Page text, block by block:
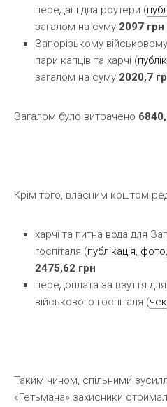
передані два роутери (
загалом на суму 2097 грн
Запорізькому
пари капців та харчі (
загалом на суму 2020,7
Загалом було витрачено
Крім того, власним коштом
харчі та питна вода для
госпіталя (публікація, фото,
2475,62 грн
передоплата за взуття
військового госпіталя (чек
Таким чином, спільними
«Гетьмана» захисники